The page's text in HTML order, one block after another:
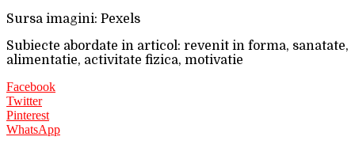
Sursa imagini: Pexels
Subiecte abordate in articol: revenit in forma, sanatate,
alimentatie, activitate fizica, motivatie
Facebook
Twitter
Pinterest
WhatsApp